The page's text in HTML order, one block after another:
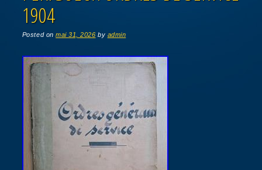
1904
Posted onmai 31, 2026 by admin